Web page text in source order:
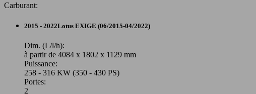
Carburant:
2015 - 2022Lotus EXIGE (06/2015-04/2022)
Dim. (L/l/h):
à partir de 4084 x 1802 x 1129 mm
Puissance:
258 - 316 KW (350 - 430 PS)
Portes:
2